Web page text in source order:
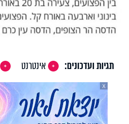
תגיות ועדכונים: אינטרנט
X